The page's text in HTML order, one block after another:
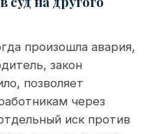
произошла авария,
закон
позволяет
через
иск против